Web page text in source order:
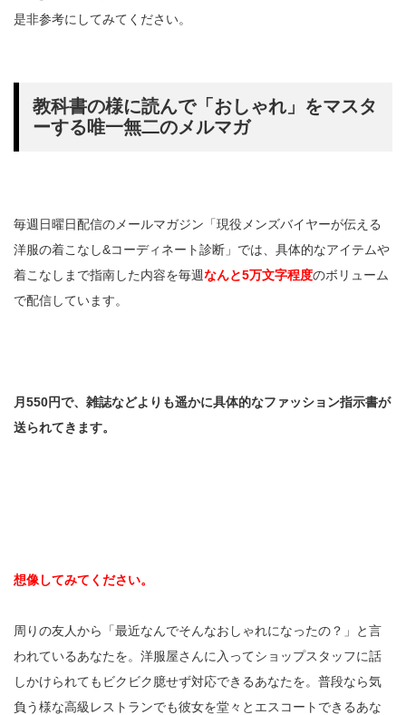
是非参考にしてみてください。
教科書の様に読んで「おしゃれ」をマスタ
ーする唯一無二のメルマガ
毎週日曜日配信のメールマガジン「現役メンズバイヤーが伝える
洋服の着こなし&コーディネート診断」では、具体的なアイテムや
着こなしまで指南した内容を毎週なんと5万文字程度のボリューム
で配信しています。
月550円で、雑誌などよりも遥かに具体的なファッション指示書が
送られてきます。
想像してみてください。
周りの友人から「最近なんでそんなおしゃれになったの？」と言
われているあなたを。洋服屋さんに入ってショップスタッフに話
しかけられてもビクビク臆せず対応できるあなたを。普段なら気
負う様な高級レストランでも彼女を堂々とエスコートできるあな